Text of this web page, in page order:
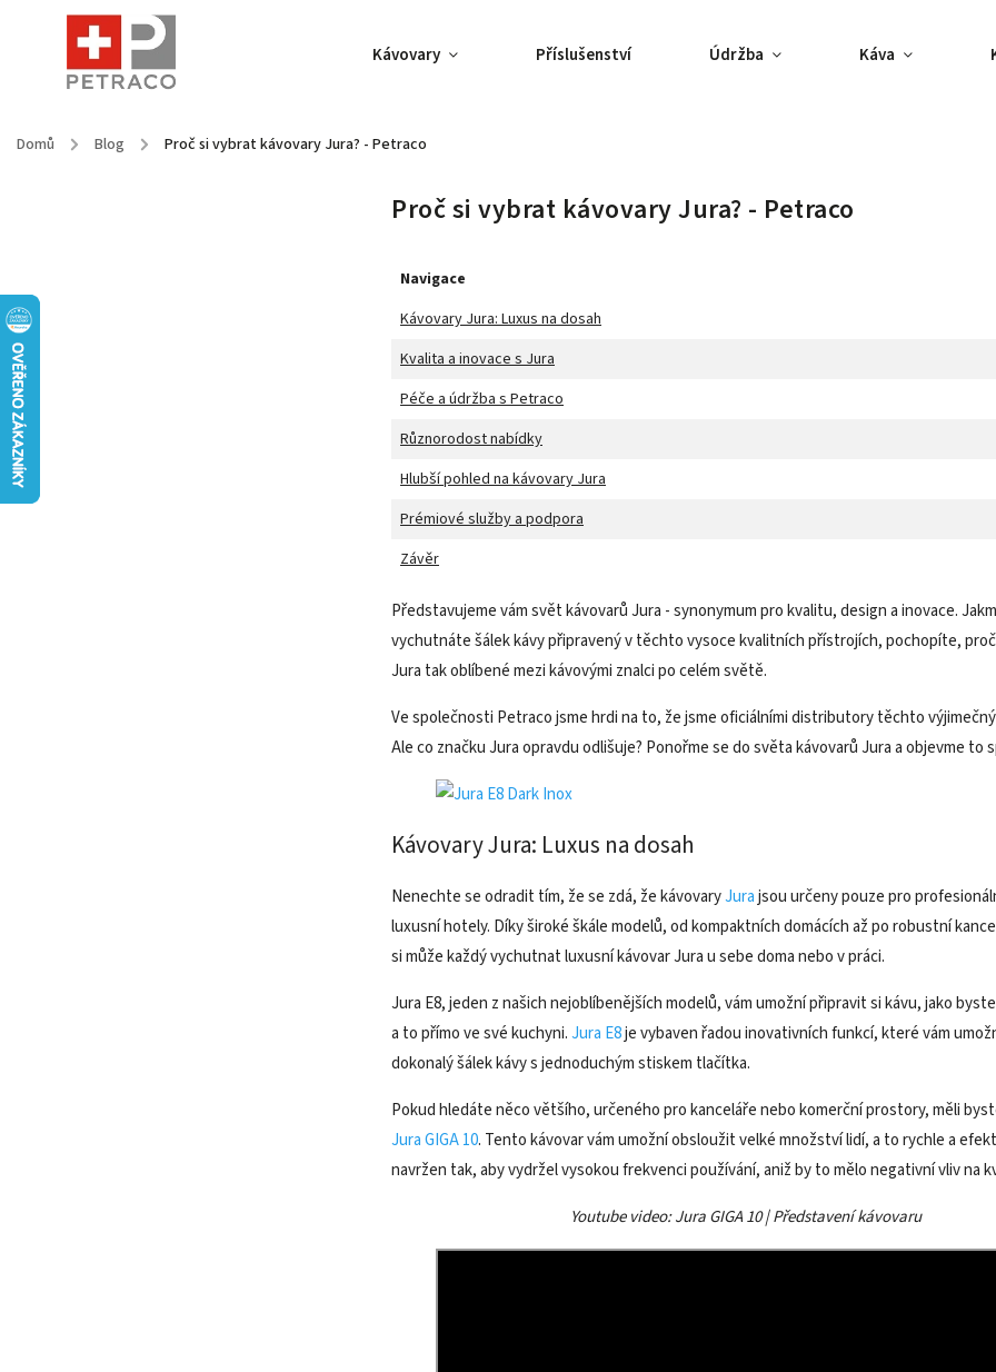
Kávovary Příslušenství Údržba Káva
Domů / Blog / Proč si vybrat kávovary Jura? - Petraco
Proč si vybrat kávovary Jura? - Petraco
Navigace
Kávovary Jura: Luxus na dosah
Kvalita a inovace s Jura
Péče a údržba s Petraco
Různorodost nabídky
Hlubší pohled na kávovary Jura
Prémiové služby a podpora
Závěr
Představujeme vám svět kávovarů Jura - synonymum pro kvalitu, design a inovace.
vychutnáte šálek kávy připravený v těchto vysoce kvalitních přístrojích, pochopíte,
Jura tak oblíbené mezi kávovými znalci po celém světě.
Ve společnosti Petraco jsme hrdi na to, že jsme oficiálními distributory těchto
Ale co značku Jura opravdu odlišuje? Ponořme se do světa kávovarů Jura a objevme to
Kávovary Jura: Luxus na dosah
Nenechte se odradit tím, že se zdá, že kávovaryJurajsou určeny pouze pro
luxusní hotely. Díky široké škále modelů, od kompaktních domácích až po robustní
si může každý vychutnat luxusní kávovar Jura u sebe doma nebo v práci.
Jura E8, jeden z našich nejoblíbenějších modelů, vám umožní připravit si kávu, jako
a to přímo ve své kuchyni.Jura E8je vybaven řadou inovativních funkcí, které vám
dokonalý šálek kávy s jednoduchým stiskem tlačítka.
Pokud hledáte něco většího, určeného pro kanceláře nebo komerční prostory, měli
Jura GIGA 10. Tento kávovar vám umožní obsloužit velké množství lidí, a to rychle a
navržen tak, aby vydržel vysokou frekvenci používání, aniž by to mělo negativní vliv na
Youtube video: Jura GIGA 10| Představení kávovaru